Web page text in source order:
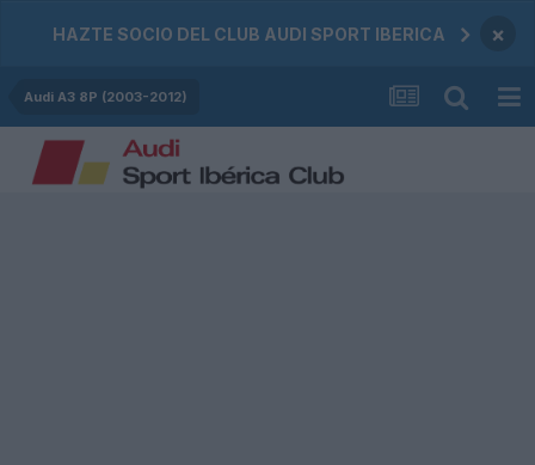
HAZTE SOCIO DEL CLUB AUDI SPORT IBERICA ×
Audi A3 8P (2003-2012)